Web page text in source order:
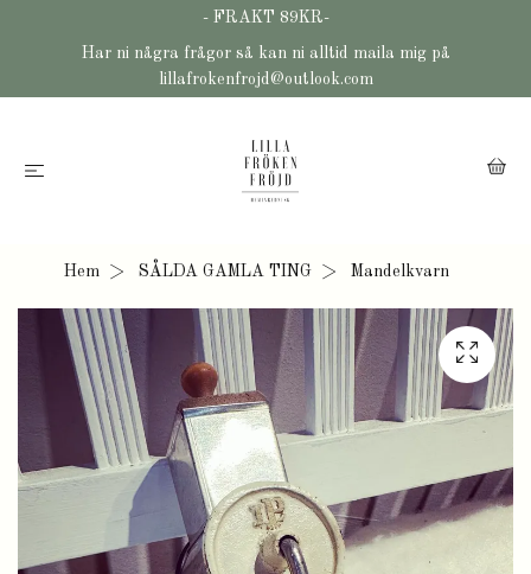
- FRAKT 89KR-
Har ni några frågor så kan ni alltid maila mig på
lillafrokenfrojd@outlook.com
Hem SÅLDA GAMLA TING Mandelkvarn